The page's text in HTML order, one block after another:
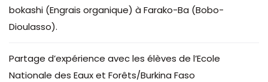
bokashi (Engrais organique) à Farako-Ba (Bobo-
Dioulasso).
Partage d’expérience avec les élèves de l’Ecole
Nationale des Eaux et Forêts/Burkina Faso